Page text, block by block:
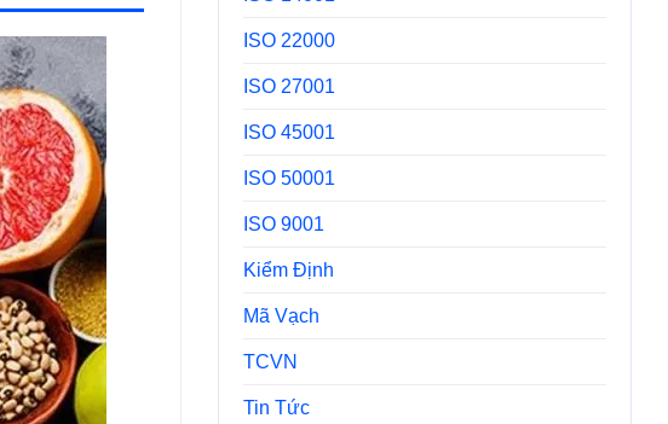
ISO 22000
ISO 27001
ISO 45001
ISO 50001
ISO 9001
Kiểm Định
Mã Vạch
TCVN
Tin Tức